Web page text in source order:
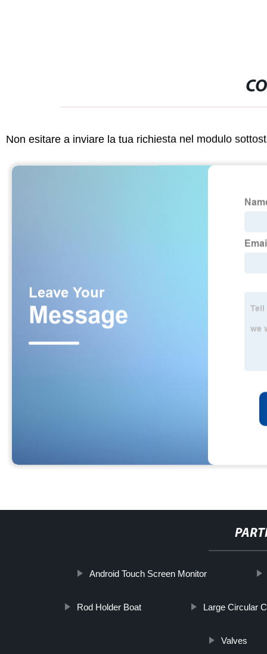
Non esitare a inviare la tua richiesta nel modulo
Android Touch Screen Monitor
Rod Holder Boat Large Circular
Valves